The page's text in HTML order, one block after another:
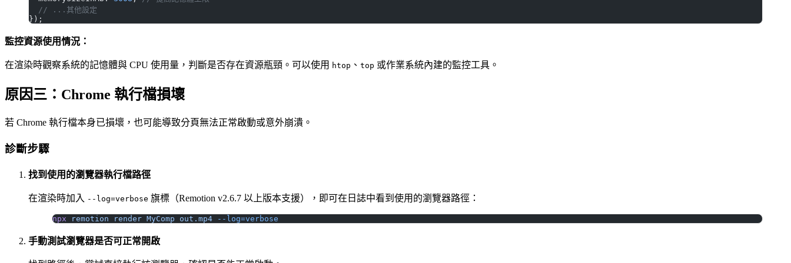
  // ...其他設定
});
監控資源使用情況：
在渲染時觀察系統的記憶體與 CPU 使用量，判斷是否存在資源瓶頸。可以使用 htop 、 top 或作業系統內建的監控工具。
原因三：Chrome 執行檔損壞
若 Chrome 執行檔本身已損壞，也可能導致分頁無法正常啟動或意外崩潰。
診斷步驟
找到使用的瀏覽器執行檔路徑
在渲染時加入 --log=verbose 旗標（Remotion v2.6.7 以上版本支援），即可在日誌中看到使用的瀏覽器路徑：
npx remotion render MyComp out.mp4 --log=verbose
手動測試瀏覽器是否可正常開啟